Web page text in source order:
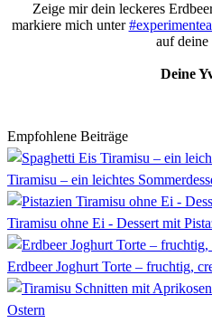
Zeige mir dein leckeres
markiere mich unter
auf deine
Deine
Empfohlene Beiträge
Tiramisu – ein leichtes
Tiramisu ohne Ei - Dessert mit
Erdbeer Joghurt Torte – fruchtig,